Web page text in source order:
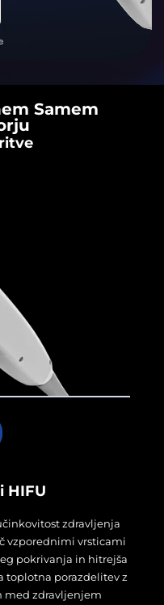
Samem
HIFU
zdravljenja
vzporednimi vrsticami
pokrivanja in hitrejša
toplotna porazdelitev z
med zdravljenjem